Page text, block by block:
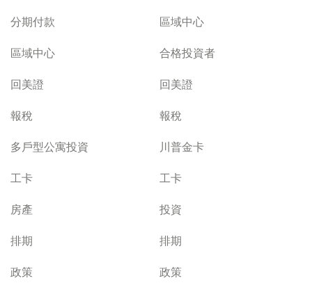
分期付款
區域中心
區域中心
合格投資者
回美證
回美證
報稅
報稅
多戶型公寓投資
川普金卡
工卡
工卡
房產
投資
排期
排期
政策
政策